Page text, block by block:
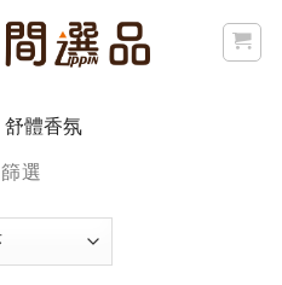
舒體香氛
篩選